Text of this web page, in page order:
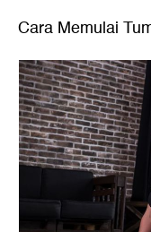
Cara Memulai